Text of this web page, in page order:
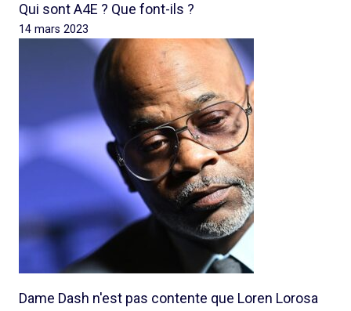
Qui sont A4E ? Que font-ils ?
14 mars 2023
Dame Dash n'est pas contente que Loren Lorosa